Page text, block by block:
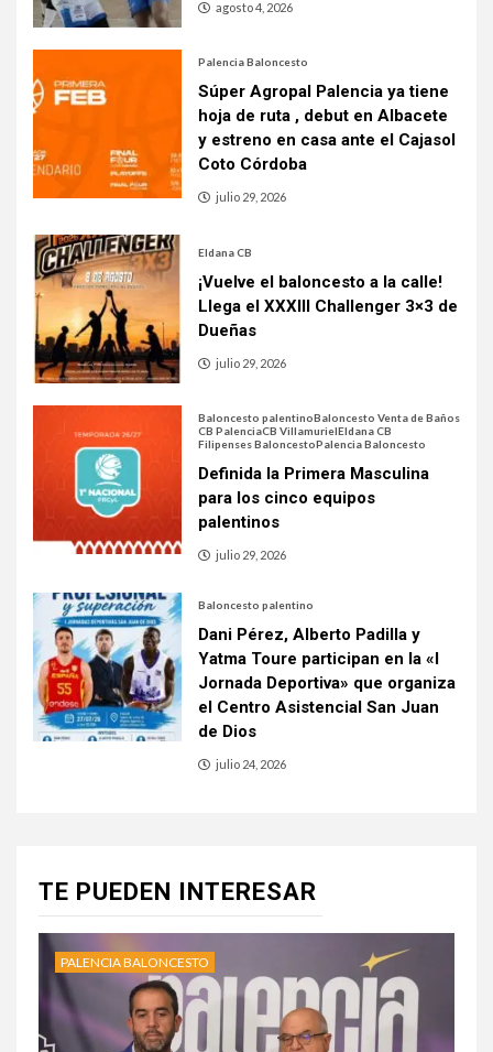
agosto 4, 2026
Palencia Baloncesto
Súper Agropal Palencia ya tiene
hoja de ruta , debut en Albacete
y estreno en casa ante el Cajasol
Coto Córdoba
julio 29, 2026
Eldana CB
¡Vuelve el baloncesto a la calle!
Llega el XXXIII Challenger 3×3 de
Dueñas
julio 29, 2026
Baloncesto palentinoBaloncesto Venta de Baños
CB PalenciaCB VillamurielEldana CB
Filipenses BaloncestoPalencia Baloncesto
Definida la Primera Masculina
para los cinco equipos
palentinos
julio 29, 2026
Baloncesto palentino
Dani Pérez, Alberto Padilla y
Yatma Toure participan en la «I
Jornada Deportiva» que organiza
el Centro Asistencial San Juan
de Dios
julio 24, 2026
TE PUEDEN INTERESAR
PALENCIA BALONCESTO